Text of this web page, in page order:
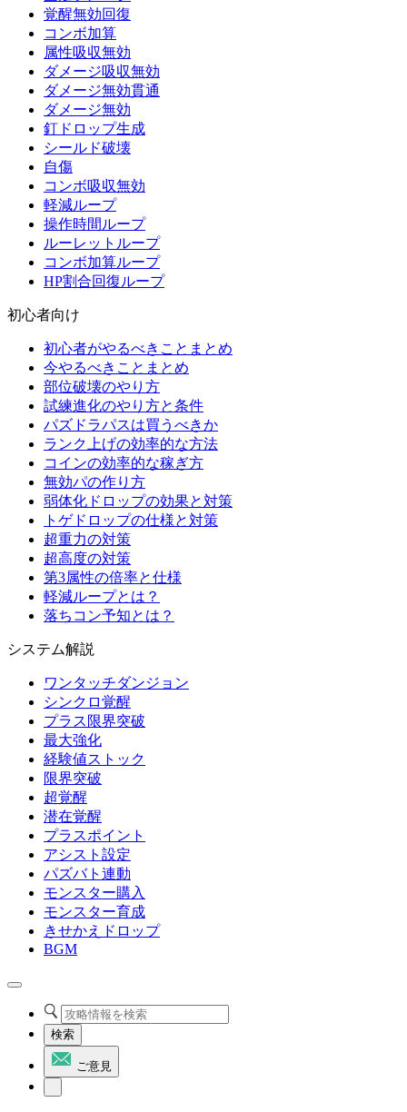
覚醒無効回復
コンボ加算
属性吸収無効
ダメージ吸収無効
ダメージ無効貫通
ダメージ無効
釘ドロップ生成
シールド破壊
自傷
コンボ吸収無効
軽減ループ
操作時間ループ
ルーレットループ
コンボ加算ループ
HP割合回復ループ
初心者向け
初心者がやるべきことまとめ
今やるべきことまとめ
部位破壊のやり方
試練進化のやり方と条件
パズドラパスは買うべきか
ランク上げの効率的な方法
コインの効率的な稼ぎ方
無効パの作り方
弱体化ドロップの効果と対策
トゲドロップの仕様と対策
超重力の対策
超高度の対策
第3属性の倍率と仕様
軽減ループとは？
落ちコン予知とは？
システム解説
ワンタッチダンジョン
シンクロ覚醒
プラス限界突破
最大強化
経験値ストック
限界突破
超覚醒
潜在覚醒
プラスポイント
アシスト設定
パズバト連動
モンスター購入
モンスター育成
きせかえドロップ
BGM
検索
ご意見